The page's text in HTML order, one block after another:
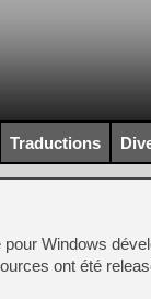
Traductions
Windows
ont été